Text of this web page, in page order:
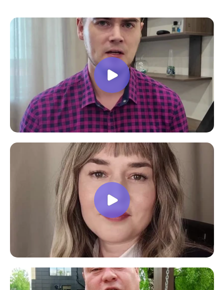
доволен, в работе всё пригодилось!